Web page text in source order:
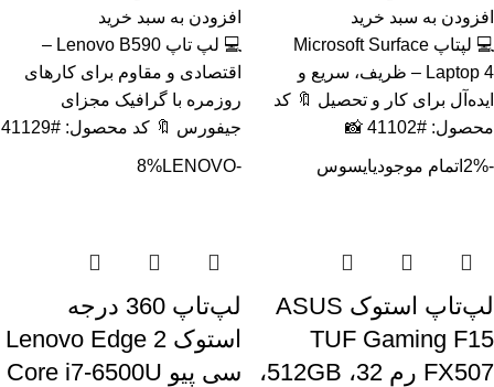
افزودن به سبد خرید
💻 لپتاپ Microsoft Surface
Laptop 4 – ظریف، سریع و
ایده‌آل برای کار و تحصیل 🔖 کد
محصول: #41102 📸
افزودن به سبد خرید
💻 لپ تاپ Lenovo B590 –
اقتصادی و مقاوم برای کارهای
روزمره با گرافیک مجزای
جیفورس 🔖 کد محصول: #41129
-2% اتمام موجودیایسوس
لپ‌تاپ استوک ASUS
TUF Gaming F15
FX507 رم 32، 512GB،
-8%
LENOVO
لپ‌تاپ 360 درجه
استوک Lenovo Edge 2
سی پیو Core i7-6500U